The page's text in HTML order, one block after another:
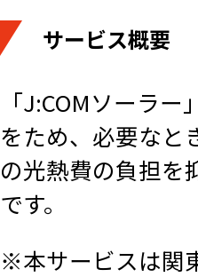
サービス概要
「J:COMソーラ
をため、必要なと
の光熱費の負担を
です。
※本サービスは関